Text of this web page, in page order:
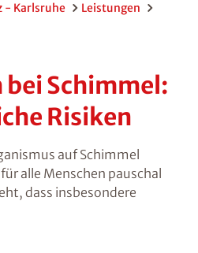
- Karlsruhe
Leistungen
bei Schimmel:
Risiken
auf Schimmel
alle Menschen pauschal
dass insbesondere